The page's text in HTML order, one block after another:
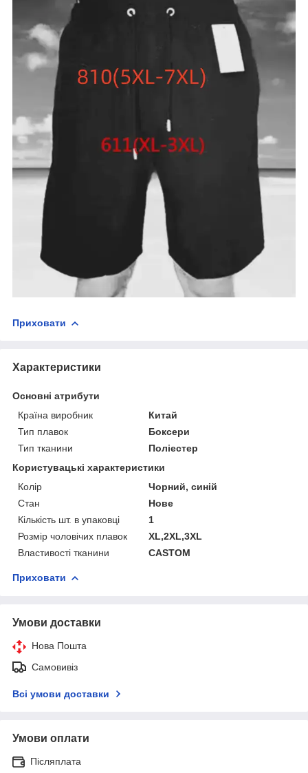
Приховати
Характеристики
Основні атрибути
Країна виробник
Китай
Тип плавок
Боксери
Тип тканини
Поліестер
Користувацькі характеристики
Колір
Чорний, синій
Стан
Нове
Кількість шт. в упаковці
1
Розмір чоловічих плавок
XL,2XL,3XL
Властивості тканини
CASTOM
Приховати
Умови доставки
Нова Пошта
Самовивіз
Всі умови доставки
Умови оплати
Післяплата